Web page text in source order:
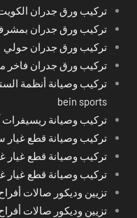
تركيب ورق جدران
تركيب ورق جدران
تركيب ورق جدران حولي
تركيب ورق جدران فاخر
تركيب وصيانة أنظمة
bein sports
تركيب وصيانة ريسيفرات
تركيب وصيانة قطع غيار
تركيب وصيانة قطع غيار
تركيب وصيانة قطع
تزيين وديكور صالات
تزيين وديكور صالات